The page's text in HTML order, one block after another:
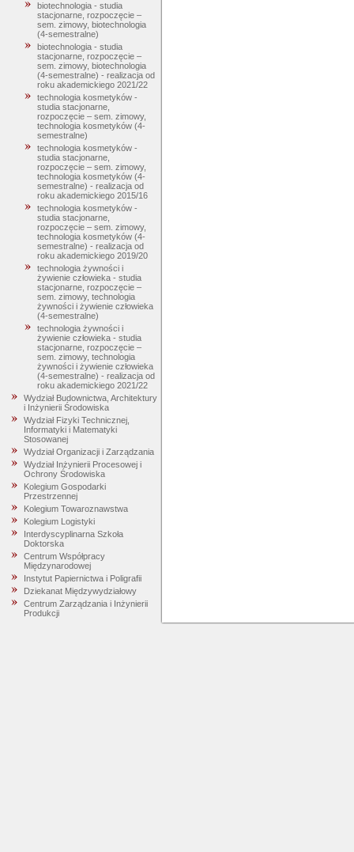
biotechnologia - studia
stacjonarne, rozpoczęcie –
sem. zimowy, biotechnologia
(4-semestralne)
biotechnologia - studia
stacjonarne, rozpoczęcie –
sem. zimowy, biotechnologia
(4-semestralne) - realizacja od
roku akademickiego 2021/22
technologia kosmetyków -
studia stacjonarne,
rozpoczęcie – sem. zimowy,
technologia kosmetyków (4-
semestralne)
technologia kosmetyków -
studia stacjonarne,
rozpoczęcie – sem. zimowy,
technologia kosmetyków (4-
semestralne) - realizacja od
roku akademickiego 2015/16
technologia kosmetyków -
studia stacjonarne,
rozpoczęcie – sem. zimowy,
technologia kosmetyków (4-
semestralne) - realizacja od
roku akademickiego 2019/20
technologia żywności i
żywienie człowieka - studia
stacjonarne, rozpoczęcie –
sem. zimowy, technologia
żywności i żywienie człowieka
(4-semestralne)
technologia żywności i
żywienie człowieka - studia
stacjonarne, rozpoczęcie –
sem. zimowy, technologia
żywności i żywienie człowieka
(4-semestralne) - realizacja od
roku akademickiego 2021/22
Wydział Budownictwa, Architektury
i Inżynierii Środowiska
Wydział Fizyki Technicznej,
Informatyki i Matematyki
Stosowanej
Wydział Organizacji i Zarządzania
Wydział Inżynierii Procesowej i
Ochrony Środowiska
Kolegium Gospodarki
Przestrzennej
Kolegium Towaroznawstwa
Kolegium Logistyki
Interdyscyplinarna Szkoła
Doktorska
Centrum Współpracy
Międzynarodowej
Instytut Papiernictwa i Poligrafii
Dziekanat Międzywydziałowy
Centrum Zarządzania i Inżynierii
Produkcji